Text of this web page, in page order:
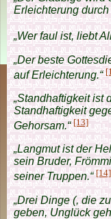
Erleichterung durch
„Wer faul ist, liebt
„Der beste
auf Erleichterung.“
„Standhaftigkeit ist
Standhaftigkeit
Gehorsam.“[13]
„Langmut ist der
sein Bruder,
seiner Truppen.“ [14]
„Drei Dinge (, die
geben, Unglück